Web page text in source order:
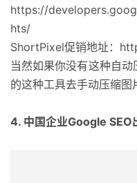
https://
hts/
ShortPixel促销地址：
当然如果你没有这种自
的这种工具去手动压缩图
4. 中国企业Google SEO